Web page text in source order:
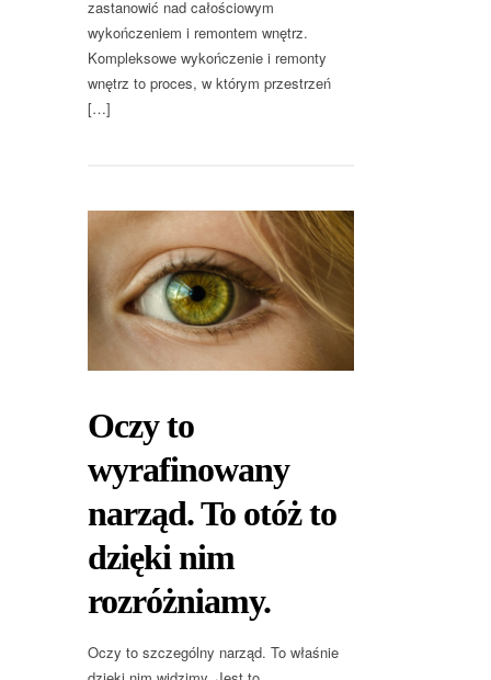
zastanowić nad całościowym
wykończeniem i remontem wnętrz.
Kompleksowe wykończenie i remonty
wnętrz to proces, w którym przestrzeń
[…]
Oczy to
wyrafinowany
narząd. To otóż to
dzięki nim
rozróżniamy.
Oczy to szczególny narząd. To właśnie